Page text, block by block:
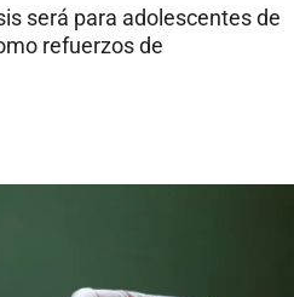
será para adolescentes de
refuerzos de